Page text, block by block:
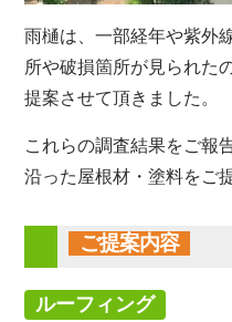
雨樋は、一部経年や紫外
所や破損箇所が見られた
提案させて頂きました。
これらの調査結果をご報
沿った屋根材・塗料をご
ご提案内容
ルーフィング